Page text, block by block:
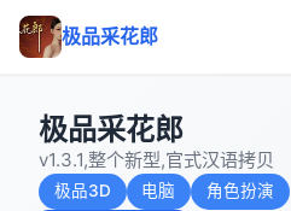
极品采花郎
极品采花郎
v1.3.1,整个新型,官式汉语拷贝
极品3D 电脑 角色扮演